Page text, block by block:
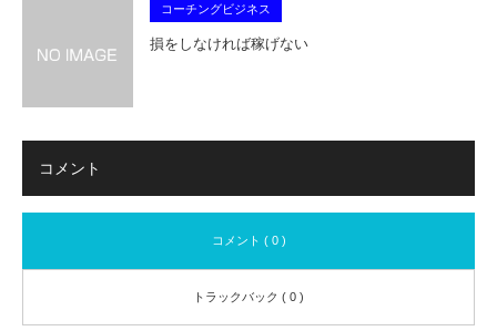
コーチングビジネス
損をしなければ稼げない
コメント
コメント ( 0 )
トラックバック ( 0 )